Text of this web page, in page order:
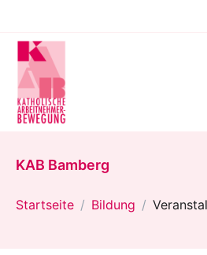
springen
KAB Bamberg
Startseite Bildung